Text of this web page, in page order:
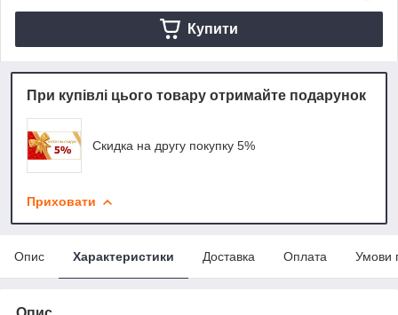
Купити
При купівлі цього товару отримайте подарунок
Скидка на другу покупку 5%
Приховати
Опис Характеристики Доставка Оплата Умови